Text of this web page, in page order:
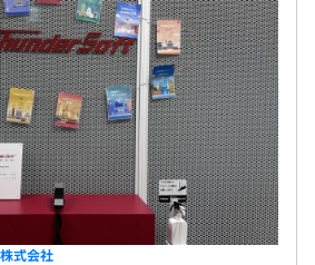
式会社